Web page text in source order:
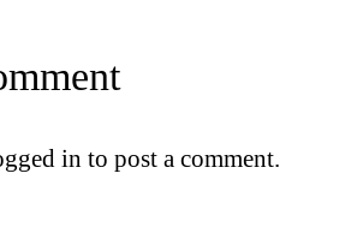
in to post a comment.